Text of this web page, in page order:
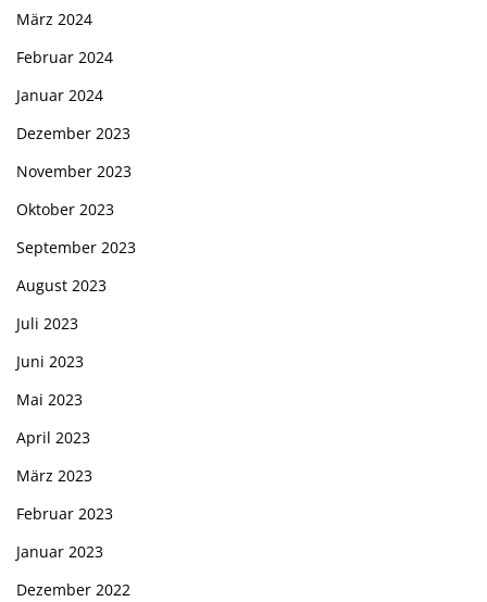
März 2024
Februar 2024
Januar 2024
Dezember 2023
November 2023
Oktober 2023
September 2023
August 2023
Juli 2023
Juni 2023
Mai 2023
April 2023
März 2023
Februar 2023
Januar 2023
Dezember 2022